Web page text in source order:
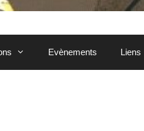
Evènements Liens